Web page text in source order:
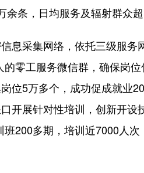
余条，日均服务及辐射群众超
采集网络，依托三级服务网
的零工服务微信群，确保岗
位5万多个，成功促成就业
开展针对性培训，创新开
班200多期，培训近7000人